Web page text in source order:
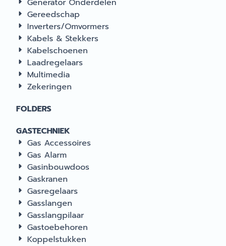
Generator Onderdelen
Gereedschap
Inverters/Omvormers
Kabels & Stekkers
Kabelschoenen
Laadregelaars
Multimedia
Zekeringen
FOLDERS
GASTECHNIEK
Gas Accessoires
Gas Alarm
Gasinbouwdoos
Gaskranen
Gasregelaars
Gasslangen
Gasslangpilaar
Gastoebehoren
Koppelstukken